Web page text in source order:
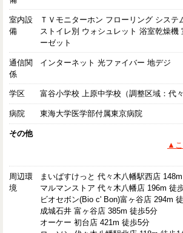
室内設
備
ＴＶモニターホン フローリング システ
ストイレ別 ウォシュレット 浴室乾燥機
ーゼット
通信関
係
インターネット 光ファイバー 地デジ
学区 富谷小学校 上原中学校（調整区域：代
病院 東海大学医学部付属東京病院
その他
▲こ
周辺環
境
まいばすけっと 代々木八幡駅西店
マルマンストア 代々木八幡店 196m 徒
ビオセボン(Bio c' Bon)富ヶ谷店 294m
成城石井 富ヶ谷店 385m 徒歩5分
オーケー 初台店 421m 徒歩5分